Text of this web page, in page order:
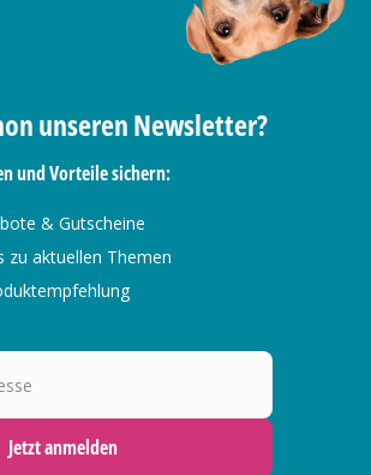
unseren Newsletter?
und Vorteile sichern:
& Gutscheine
zu aktuellen Themen
Jetzt anmelden